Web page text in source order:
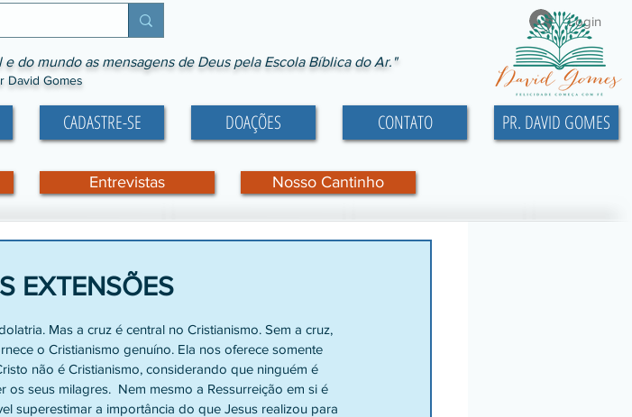
Login
do mundo as mensagens de Deus pela Escola Bíblica do Ar."
David Gomes
CADASTRE-SE DOAÇÕES CONTATO PR. DAVID GOMES
Entrevistas Nosso Cantinho
EXTENSÕES
Mas a cruz é central no Cristianismo. Sem a cruz,
o Cristianismo genuíno. Ela nos oferece somente
não é Cristianismo, considerando que ninguém é
seus milagres.  Nem mesmo a Ressurreição em si é
superestimar a importância do que Jesus realizou para